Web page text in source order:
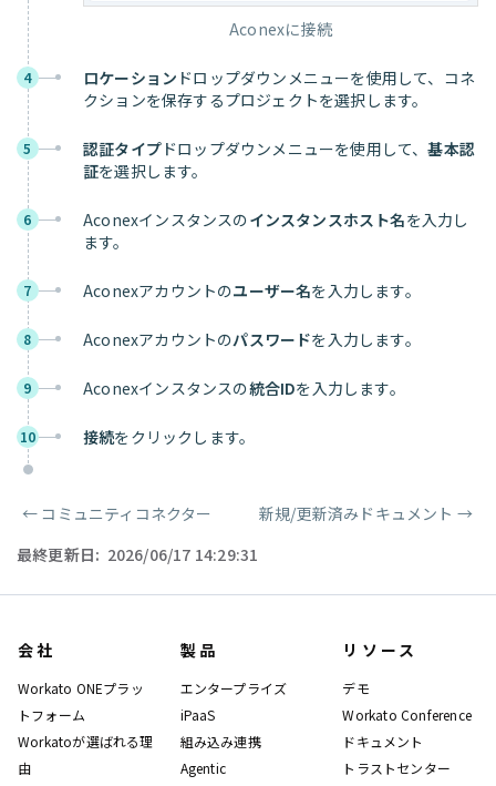
Aconexに接続
4 ロケーション ドロップダウンメニューを使用して、コネ
クションを保存するプロジェクトを選択します。
5 認証タイプ ドロップダウンメニューを使用して、基本認
証を選択します。
6 Aconexインスタンスのインスタンスホスト名を入力し
ます。
7 Aconexアカウントのユーザー名を入力します。
8 Aconexアカウントのパスワードを入力します。
9 Aconexインスタンスの統合IDを入力します。
10 接続をクリックします。
ページャー
← コミュニティコネクター 新規/更新済みドキュメント →
最終更新日: 2026/06/17 14:29:31
会社
Workato ONEプラッ
トフォーム
Workatoが選ばれる理
由
製品
エンタープライズ
iPaaS
組み込み連携
Agentic
リソース
デモ
Workato Conference
ドキュメント
トラストセンター